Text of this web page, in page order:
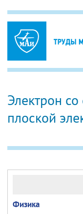
Электрон
плоской
Физика